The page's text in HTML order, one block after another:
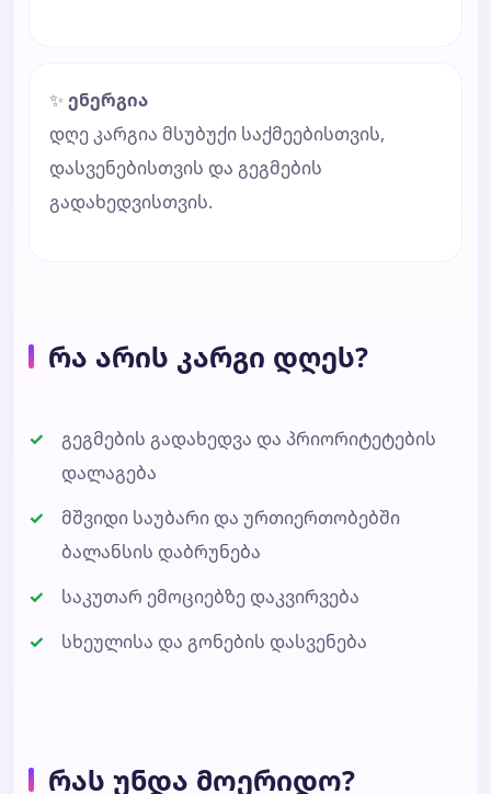
✨ ენერგია
დღე კარგია მსუბუქი საქმეებისთვის,
დასვენებისთვის და გეგმების
გადახედვისთვის.
რა არის კარგი დღეს?
გეგმების გადახედვა და პრიორიტეტების
დალაგება
მშვიდი საუბარი და ურთიერთობებში
ბალანსის დაბრუნება
საკუთარ ემოციებზე დაკვირვება
სხეულისა და გონების დასვენება
რას უნდა მოერიდო?